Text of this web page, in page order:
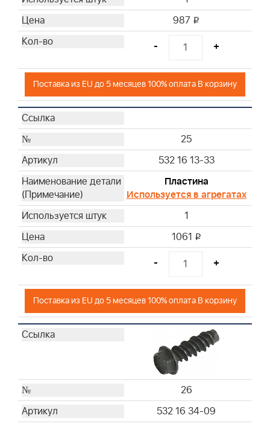
987 i
- +
Поставка из EU до 5 месяцев 100% оплата В корзину
25
532 16 13-33
Пластина
Используется в агрегатах
1
1061 i
- +
Поставка из EU до 5 месяцев 100% оплата В корзину
26
532 16 34-09